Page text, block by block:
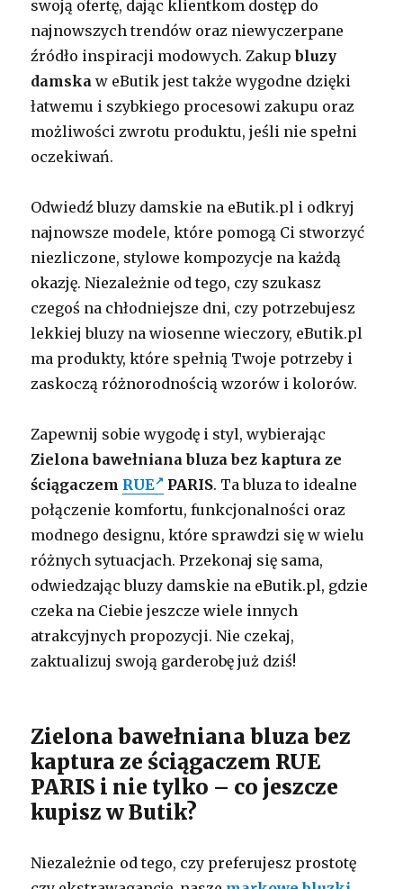
swoją ofertę, dając klientkom dostęp do
najnowszych trendów oraz niewyczerpane
źródło inspiracji modowych. Zakupbluzy
damska w eButik jest także wygodne dzięki
łatwemu i szybkiego procesowi zakupu oraz
możliwości zwrotu produktu, jeśli nie spełni
oczekiwań.
Odwiedź bluzy damskie na eButik.pl i odkryj
najnowsze modele, które pomogą Ci stworzyć
niezliczone, stylowe kompozycje na każdą
okazję. Niezależnie od tego, czy szukasz
czegoś na chłodniejsze dni, czy potrzebujesz
lekkiej bluzy na wiosenne wieczory, eButik.pl
ma produkty, które spełnią Twoje potrzeby i
zaskoczą różnorodnością wzorów i kolorów.
Zapewnij sobie wygodę i styl, wybierając
Zielona bawełniana bluza bez kaptura ze
ściągaczem RUE PARIS. Ta bluza to idealne
połączenie komfortu, funkcjonalności oraz
modnego designu, które sprawdzi się w wielu
różnych sytuacjach. Przekonaj się sama,
odwiedzając bluzy damskie na eButik.pl, gdzie
czeka na Ciebie jeszcze wiele innych
atrakcyjnych propozycji. Nie czekaj,
zaktualizuj swoją garderobę już dziś!
Zielona bawełniana bluza bez
kaptura ze ściągaczem RUE
PARIS i nie tylko – co jeszcze
kupisz w Butik?
Niezależnie od tego, czy preferujesz prostotę